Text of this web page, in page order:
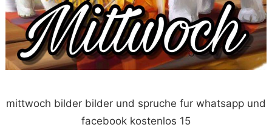
mittwoch bilder bilder und spruche fur whatsapp und
facebook kostenlos 15